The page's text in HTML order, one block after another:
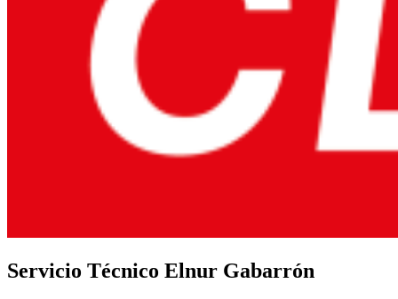
Servicio Técnico Elnur Gabarrón